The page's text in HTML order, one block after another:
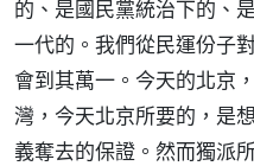
的、是國民黨統治下的、
一代的。我們從民運份子
會到其萬一。今天的北京
灣，今天北京所要的，是
義奪去的保證。然而獨派